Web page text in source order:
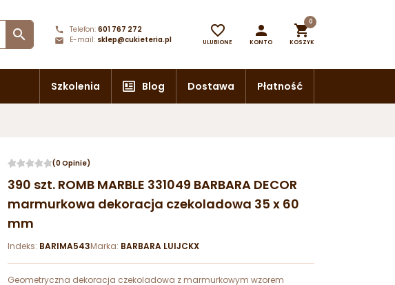
 Telefon: 601 767 272
E-mail: sklep@cukieteria.pl

ULUBIONE

KONTO

0
KOSZYK
Szkolenia Blog Dostawa Płatność
(0 Opinie)
390 szt. ROMB MARBLE 331049 BARBARA DECOR
marmurkowa dekoracja czekoladowa 35 x 60
mm
Indeks: BARIMA543Marka: BARBARA LUIJCKX
Geometryczna dekoracja czekoladowa z marmurkowym wzorem